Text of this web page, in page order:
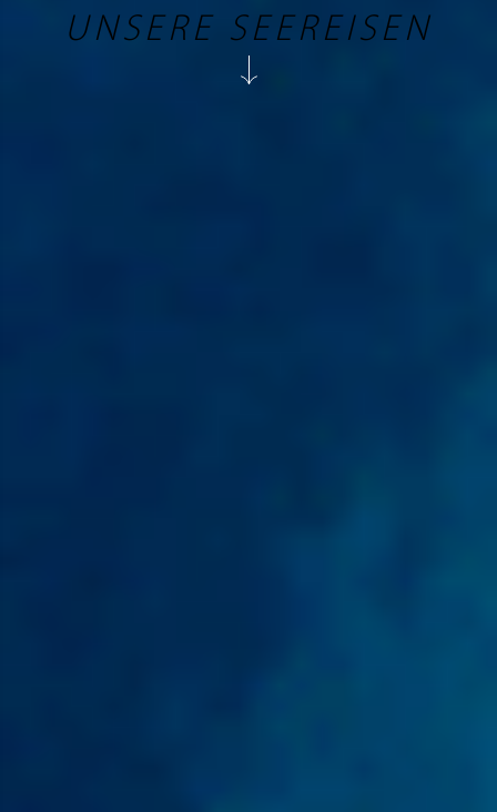
UNSERE SEEREISEN